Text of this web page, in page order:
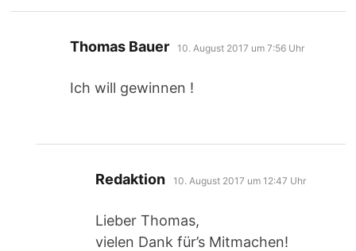
Thomas Bauer sagt:
10. August 2017 um 7:56 Uhr
Ich will gewinnen !
Redaktion sagt:
10. August 2017 um 12:47 Uhr
Lieber Thomas,
vielen Dank für’s Mitmachen!